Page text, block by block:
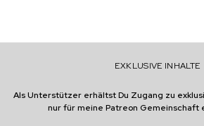
A
N
W
EXKLUSIVE INHALTE
Als Unterstützer erhältst Du Zugang zu
nur für meine Patreon Gemeinschaft